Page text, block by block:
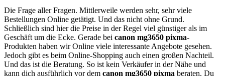
Die Frage aller Fragen. Mittlerweile werden sehr, sehr viele
Bestellungen Online getätigt. Und das nicht ohne Grund.
Schließlich sind hier die Preise in der Regel viel günstiger als im
Geschäft um die Ecke. Gerade bei canon mg3650 pixma-
Produkten haben wir Online viele interessante Angebote gesehen.
Jedoch gibt es beim Online-Shopping auch einen großen Nachteil.
Und das ist die Beratung. So ist kein Verkäufer in der Nähe und
kann dich ausführlich vor dem canon mg3650 pixma beraten. Du